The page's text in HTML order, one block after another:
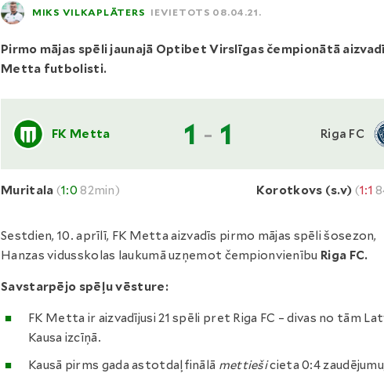
MIKS VILKAPLĀTERS IEVIETOTS 08.04.21.
Pirmo mājas spēli jaunajā Optibet Virslīgas čempionātā
Metta futbolisti.
FK Metta 1 - 1 Riga FC
Muritala (1:0 82min) Korotkovs (s.v) (1:1
Sestdien, 10. aprīlī, FK Metta aizvadīs pirmo mājas spēli šosezon,
Hanzas vidusskolas laukumā uzņemot čempionvienību Riga FC.
Savstarpējo spēļu vēsture:
FK Metta ir aizvadījusi 21 spēli pret Riga FC – divas no tām
Kausa izcīņā.
Kausā pirms gada astotdaļfinālā mettiešicieta 0:4